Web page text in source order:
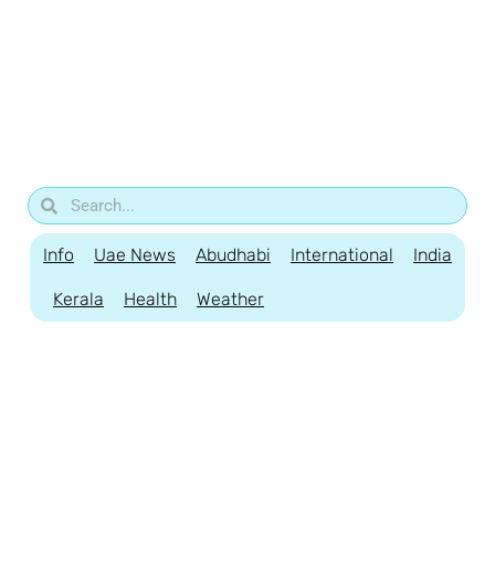
Info Uae News Abudhabi International India
Kerala Health Weather